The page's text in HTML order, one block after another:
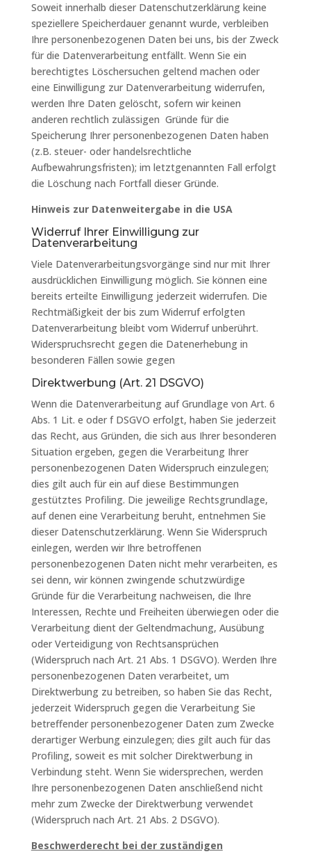
Soweit innerhalb dieser Datenschutzerklärung keine
speziellere Speicherdauer genannt wurde, verbleiben
Ihre personenbezogenen Daten bei uns, bis der Zweck
für die Datenverarbeitung entfällt. Wenn Sie ein
berechtigtes Löschersuchen geltend machen oder
eine Einwilligung zur Datenverarbeitung widerrufen,
werden Ihre Daten gelöscht, sofern wir keinen
anderen rechtlich zulässigen Gründe für die
Speicherung Ihrer personenbezogenen Daten haben
(z.B. steuer- oder handelsrechtliche
Aufbewahrungsfristen); im letztgenannten Fall erfolgt
die Löschung nach Fortfall dieser Gründe.
Hinweis zur Datenweitergabe in die USA
Widerruf Ihrer Einwilligung zur
Datenverarbeitung
Viele Datenverarbeitungsvorgänge sind nur mit Ihrer
ausdrücklichen Einwilligung möglich. Sie können eine
bereits erteilte Einwilligung jederzeit widerrufen. Die
Rechtmäßigkeit der bis zum Widerruf erfolgten
Datenverarbeitung bleibt vom Widerruf unberührt.
Widerspruchsrecht gegen die Datenerhebung in
besonderen Fällen sowie gegen
Direktwerbung (Art. 21 DSGVO)
Wenn die Datenverarbeitung auf Grundlage von Art. 6
Abs. 1 Lit. e oder f DSGVO erfolgt, haben Sie jederzeit
das Recht, aus Gründen, die sich aus Ihrer besonderen
Situation ergeben, gegen die Verarbeitung Ihrer
personenbezogenen Daten Widerspruch einzulegen;
dies gilt auch für ein auf diese Bestimmungen
gestütztes Profiling. Die jeweilige Rechtsgrundlage,
auf denen eine Verarbeitung beruht, entnehmen Sie
dieser Datenschutzerklärung. Wenn Sie Widerspruch
einlegen, werden wir Ihre betroffenen
personenbezogenen Daten nicht mehr verarbeiten, es
sei denn, wir können zwingende schutzwürdige
Gründe für die Verarbeitung nachweisen, die Ihre
Interessen, Rechte und Freiheiten überwiegen oder die
Verarbeitung dient der Geltendmachung, Ausübung
oder Verteidigung von Rechtsansprüchen
(Widerspruch nach Art. 21 Abs. 1 DSGVO). Werden Ihre
personenbezogenen Daten verarbeitet, um
Direktwerbung zu betreiben, so haben Sie das Recht,
jederzeit Widerspruch gegen die Verarbeitung Sie
betreffender personenbezogener Daten zum Zwecke
derartiger Werbung einzulegen; dies gilt auch für das
Profiling, soweit es mit solcher Direktwerbung in
Verbindung steht. Wenn Sie widersprechen, werden
Ihre personenbezogenen Daten anschließend nicht
mehr zum Zwecke der Direktwerbung verwendet
(Widerspruch nach Art. 21 Abs. 2 DSGVO).
Beschwerderecht bei der zuständigen